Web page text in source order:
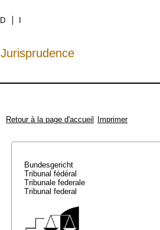
D
Jurisprudence
Retour à la page d'accueil Imprimer
Bundesgericht
Tribunal fédéral
Tribunale federale
Tribunal federal